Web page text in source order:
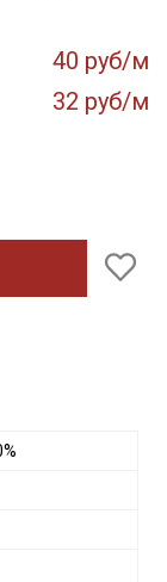
40 руб/м
32 руб/м